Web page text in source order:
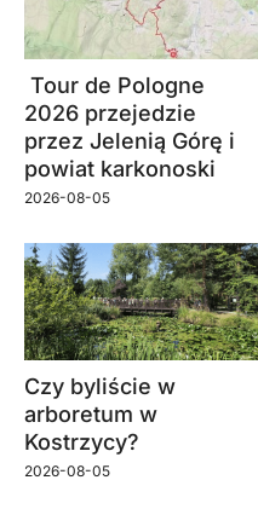
Tour de Pologne
2026 przejedzie
przez Jelenią Górę i
powiat karkonoski
2026-08-05
Czy byliście w
arboretum w
Kostrzycy?
2026-08-05